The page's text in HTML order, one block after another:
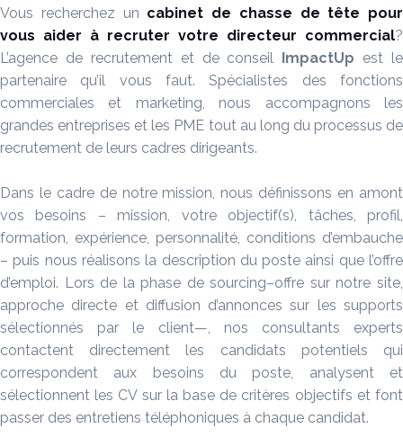
Vous recherchez un cabinet de chasse de tête pour
vous aider à recruter votre directeur commercial?
L’agence de recrutement et de conseil
ImpactUp est le
partenaire qu’il vous faut. Spécialistes des fonctions
commerciales et marketing, nous accompagnons les
grandes entreprises et les PME tout au long du processus de
recrutement de leurs cadres dirigeants.
Dans le cadre de notre mission, nous définissons en amont
vos besoins – mission, votre objectif(s), tâches, profil,
formation, expérience, personnalité, conditions d’embauche
– puis nous réalisons la description du poste ainsi que l’offre
d’emploi. Lors de la phase de sourcing–offre sur notre site,
approche directe et diffusion d’annonces sur les supports
sélectionnés par le client—, nos consultants experts
contactent directement les candidats potentiels qui
correspondent aux besoins du poste, analysent et
sélectionnent les CV sur la base de critères objectifs et font
passer des entretiens téléphoniques à chaque candidat.